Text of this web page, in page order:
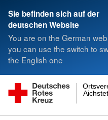
Sie befinden sich auf der
deutschen Website
You are on the German
you can use the switch to
the English one